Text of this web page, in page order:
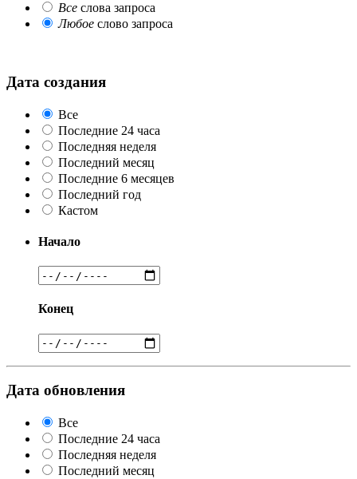
Все слова запроса
Любое слово запроса
Дата создания
Все
Последние 24 часа
Последняя неделя
Последний месяц
Последние 6 месяцев
Последний год
Кастом
Начало
Конец
Дата обновления
Все
Последние 24 часа
Последняя неделя
Последний месяц